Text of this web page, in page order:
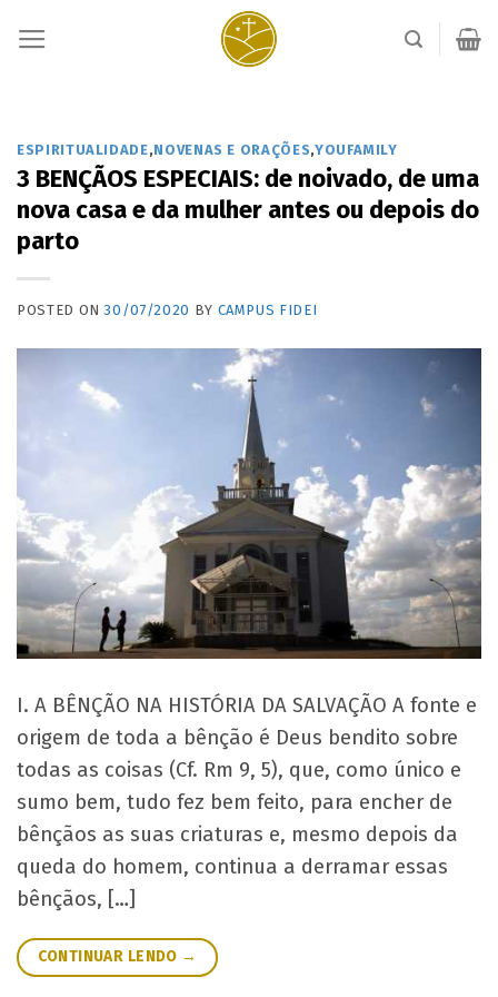
ESPIRITUALIDADE,NOVENAS E ORAÇÕES,YOUFAMILY
3 BENÇÃOS ESPECIAIS: de noivado, de uma
nova casa e da mulher antes ou depois do
parto
POSTED ON30/07/2020 BY CAMPUS FIDEI
I. A BÊNÇÃO NA HISTÓRIA DA SALVAÇÃO A fonte e
origem de toda a bênção é Deus bendito sobre
todas as coisas (Cf. Rm 9, 5), que, como único e
sumo bem, tudo fez bem feito, para encher de
bênçãos as suas criaturas e, mesmo depois da
queda do homem, continua a derramar essas
bênçãos, […]
CONTINUAR LENDO →